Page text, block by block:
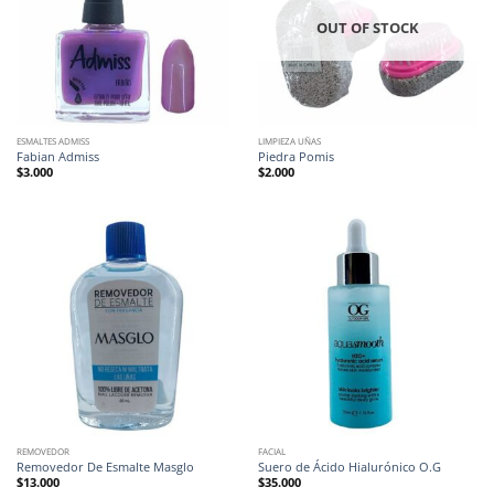
ESMALTES ADMISS
Fabian Admiss
$3.000
OUT OF STOCK
LIMPIEZA UÑAS
Piedra Pomis
$2.000
REMOVEDOR
Removedor De Esmalte Masglo
$13.000
FACIAL
Suero de Ácido Hialurónico O.G
$35.000